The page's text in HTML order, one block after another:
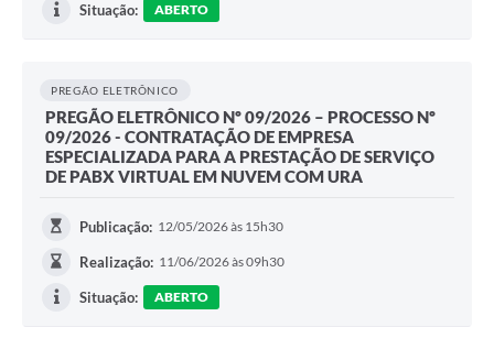
Situação: ABERTO
PREGÃO ELETRÔNICO
PREGÃO ELETRÔNICO Nº 09/2026 – PROCESSO Nº
09/2026 - CONTRATAÇÃO DE EMPRESA
ESPECIALIZADA PARA A PRESTAÇÃO DE SERVIÇO
DE PABX VIRTUAL EM NUVEM COM URA
Publicação: 12/05/2026 às 15h30
Realização: 11/06/2026 às 09h30
Situação: ABERTO